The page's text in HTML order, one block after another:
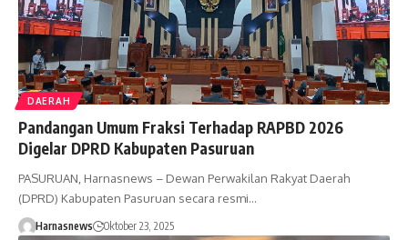
DAERAH
Pandangan Umum Fraksi Terhadap RAPBD 2026
Digelar DPRD Kabupaten Pasuruan
PASURUAN, Harnasnews – Dewan Perwakilan Rakyat Daerah
(DPRD) Kabupaten Pasuruan secara resmi…
Harnasnews Oktober 23, 2025